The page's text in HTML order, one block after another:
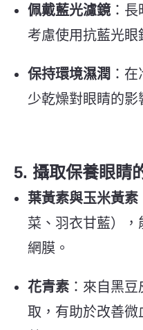
佩戴藍光濾鏡：長
考慮使用抗藍光眼
保持環境濕潤 ：
少乾燥對眼睛的影
5. 攝取保養眼睛
葉黃素與玉米黃素
菜、羽衣甘藍）
網膜。
花青素 ：來自黑
取，有助於改善微